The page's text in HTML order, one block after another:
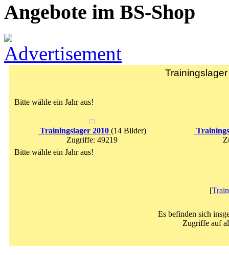
Angebote im BS-Shop
Bitte wähle ein Jahr aus!
Trainingslager 2010 (14 Bilder)
Zugriffe: 49219
Bitte wähle ein Jahr aus!
[
Es befinden sich
Zugriffe auf